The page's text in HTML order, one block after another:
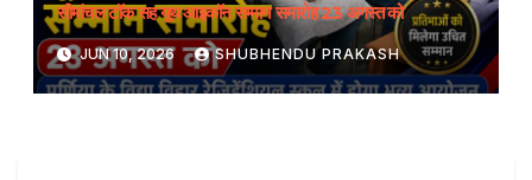
सीमांचल टॉक सह यूथ आइकॉन सम्मान समारोह 23 अगस्त को
JUN 10, 2026 SHUBHENDU PRAKASH